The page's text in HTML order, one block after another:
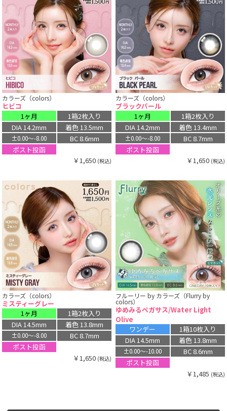
カラーズ（colors）
ヒビコ
1ヶ月
1箱2枚入り
DIA 14.2mm
着色 13.5mm
±0.00〜-8.00
BC 8.6mm
ポスト投函
￥1,650 (税込)
カラーズ（colors）
ブラックパール
1ヶ月
1箱2枚入り
DIA 14.2mm
着色 13.4mm
±0.00〜-8.00
BC 8.7mm
ポスト投函
￥1,650 (税込)
カラーズ（colors）
ミスティーグレー
1ヶ月
1箱2枚入り
DIA 14.5mm
着色 13.8mm
±0.00〜-8.00
BC 8.7mm
ポスト投函
￥1,650 (税込)
フルーリー by カラーズ（Flurry by
colors）
ゆめみるペガサス/Water Light
Olive
ワンデー
1箱10枚入り
DIA 14.5mm
着色 13.8mm
±0.00〜-10.00
BC 8.6mm
ポスト投函
￥1,485 (税込)